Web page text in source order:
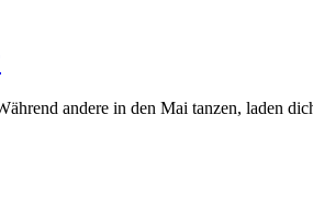
andere in den Mai tanzen, laden